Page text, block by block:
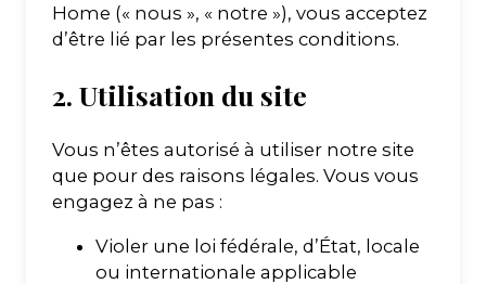
Home (« nous », « notre »), vous acceptez
d’être lié par les présentes conditions.
2. Utilisation du site
Vous n’êtes autorisé à utiliser notre site
que pour des raisons légales. Vous vous
engagez à ne pas :
Violer une loi fédérale, d’État, locale
ou internationale applicable